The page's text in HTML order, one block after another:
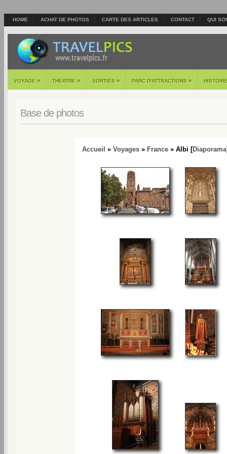
HOME ACHAT DE PHOTOS CARTE DES ARTICLES CONTACT QUI
VOYAGE » THEATRE » SORTIES » PARC D'ATTRACTIONS »
Base de photos
Accueil » Voyages» France» Albi [Diaporama